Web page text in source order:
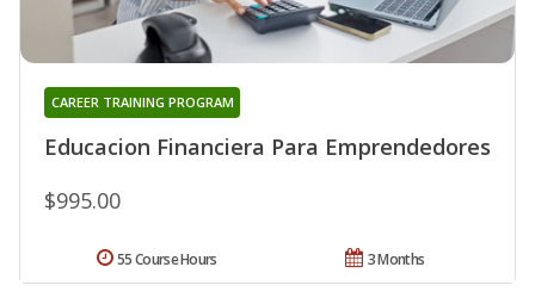
Educacion Financiera Para Emprendedores
CAREER TRAINING PROGRAM
$995.00
3 Months
55 Course Hours